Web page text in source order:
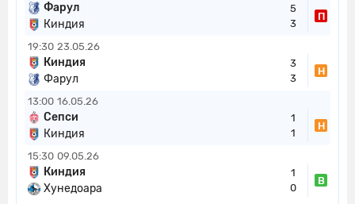
Фарул
Киндия
5
3
П
19:30 23.05.26
Киндия
Фарул
3
3
Н
13:00 16.05.26
Сепси
Киндия
1
1
Н
15:30 09.05.26
Киндия
Хунедоара
1
0
В